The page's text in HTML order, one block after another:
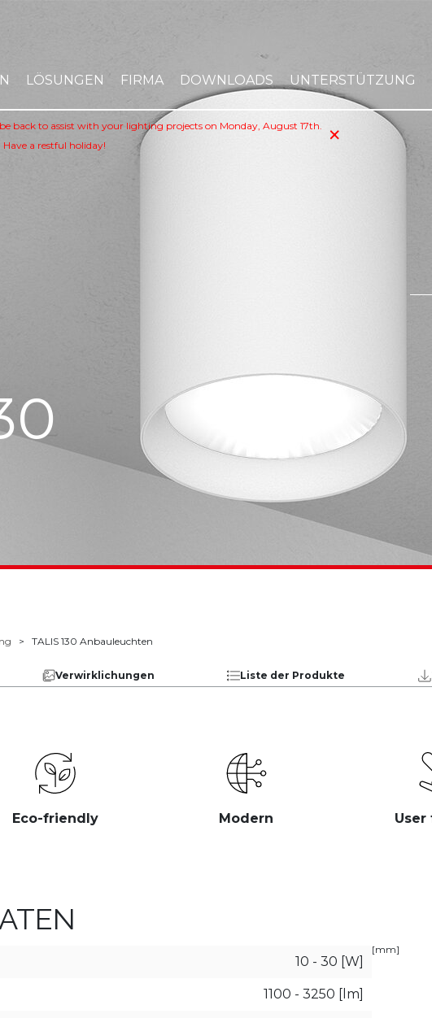
LÖSUNGEN FIRMA DOWNLOADS UNTERSTÜTZUNG
back to assist with your lighting projects on Monday, August 17th.
Have a restful holiday!
×
TALIS 130 Anbauleuchten
Verwirklichungen Liste der Produkte
Eco-friendly Modern
10 - 30 [W]
1100 - 3250 [lm]
[mm]